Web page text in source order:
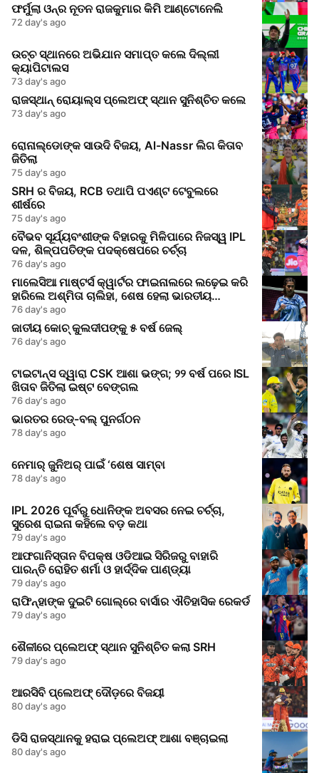
ଫର୍ମୁଲା ଓନ୍‌ର ନୂତନ ରାଜକୁମାର କିମି ଆଣ୍ଟୋନେଲି
72 day's ago
ଉଚ୍ଚ ସ୍ଥାନରେ ଅଭିଯାନ ସମାପ୍ତ କଲେ ଦିଲ୍ଲୀ
କ୍ୟାପିଟାଲସ
73 day's ago
ରାଜସ୍ଥାନ୍ ରୋୟାଲ୍ସ ପ୍ଲେଅଫ୍ ସ୍ଥାନ ସୁନିଶ୍ଚିତ କଲେ
73 day's ago
ରୋନାଲ୍ଡୋଙ୍କ ସାଉଦି ବିଜୟ, Al-Nassr ଲିଗ କିତାବ
ଜିତିଲା
75 day's ago
SRH ର ବିଜୟ, RCB ତଥାପି ପଏଣ୍ଟ ଟେବୁଲରେ
ଶୀର୍ଷରେ
75 day's ago
ବୈଭବ ସୂର୍ଯ୍ୟବଂଶୀଙ୍କ ବିହାରକୁ ମିଳିପାରେ ନିଜସ୍ୱ IPL
ଦଳ, ଶିଳ୍ପପତିଙ୍କ ପଦକ୍ଷେପରେ ଚର୍ଚ୍ଚା
76 day's ago
ମାଲେସିଆ ମାଷ୍ଟର୍ସ କ୍ୱାର୍ଟର ଫାଇନାଲରେ ଲଢ଼େଇ କରି
ହାରିଲେ ଅଶ୍ମିତା ଚାଲିହା, ଶେଷ ହେଲା ଭାରତୀୟ
ଚ୍ୟାଲେଞ୍ଜ
76 day's ago
ଜାତୀୟ କୋଚ୍ କୁଲଦୀପଙ୍କୁ ୫ ବର୍ଷ ଜେଲ୍
76 day's ago
ଟାଇଟାନ୍ସ ଦ୍ୱାରା CSK ଆଶା ଭଙ୍ଗ; ୨୨ ବର୍ଷ ପରେ ISL
ଖିତାବ ଜିତିଲା ଇଷ୍ଟ ବେଙ୍ଗଲ
76 day's ago
ଭାରତର ରେଡ୍‌-ବଲ୍ ପୁନର୍ଗଠନ
78 day's ago
ନେମାର୍ ଜୁନିଅର୍ ପାଇଁ ‘ଶେଷ ସାମ୍ବା
78 day's ago
IPL 2026 ପୂର୍ବରୁ ଧୋନିଙ୍କ ଅବସର ନେଇ ଚର୍ଚ୍ଚା,
ସୁରେଶ ରାଇନା କହିଲେ ବଡ଼ କଥା
79 day's ago
ଆଫଗାନିସ୍ତାନ ବିପକ୍ଷ ଓଡିଆଇ ସିରିଜରୁ ବାହାରି
ପାରନ୍ତି ରୋହିତ ଶର୍ମା ଓ ହାର୍ଦ୍ଦିକ ପାଣ୍ଡ୍ୟା
79 day's ago
ରାଫିନ୍ହାଙ୍କ ଦୁଇଟି ଗୋଲ୍‌ରେ ବାର୍ସାର ଐତିହାସିକ ରେକର୍ଡ
79 day's ago
ଶୈଳୀରେ ପ୍ଲେଅଫ୍ ସ୍ଥାନ ସୁନିଶ୍ଚିତ କଲା SRH
79 day's ago
ଆରସିବି ପ୍ଲେଅଫ୍ ଦୌଡ଼ରେ ବିଜୟୀ
80 day's ago
ଡିସି ରାଜସ୍ଥାନକୁ ହରାଇ ପ୍ଲେଅଫ୍ ଆଶା ବଞ୍ଚାଇଲା
80 day's ago